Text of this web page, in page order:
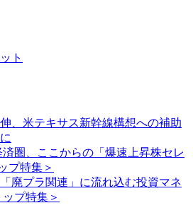
ト
、米テキサス新幹線構想への補助
圏、ここからの「爆速上昇株セレ
プ特集＞
廃プラ関連」に流れ込む投資マネ
プ特集＞